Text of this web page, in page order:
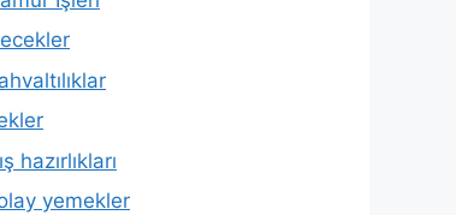
hazırlıkları
yemekler